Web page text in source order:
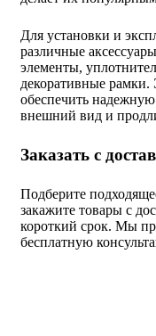
Для установки и
различные
элементы,
декоративные
обеспечить
внешний вид и
Заказать с
Подберите
закажите товары с
короткий срок. Мы
бесплатную